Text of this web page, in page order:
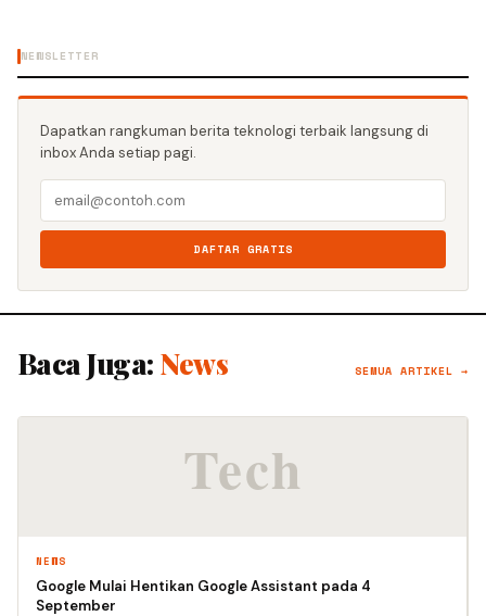
NEWSLETTER
Dapatkan rangkuman berita teknologi terbaik langsung di
inbox Anda setiap pagi.
DAFTAR GRATIS
Baca Juga: News SEMUA ARTIKEL →
NEWS
Google Mulai Hentikan Google Assistant pada 4
September